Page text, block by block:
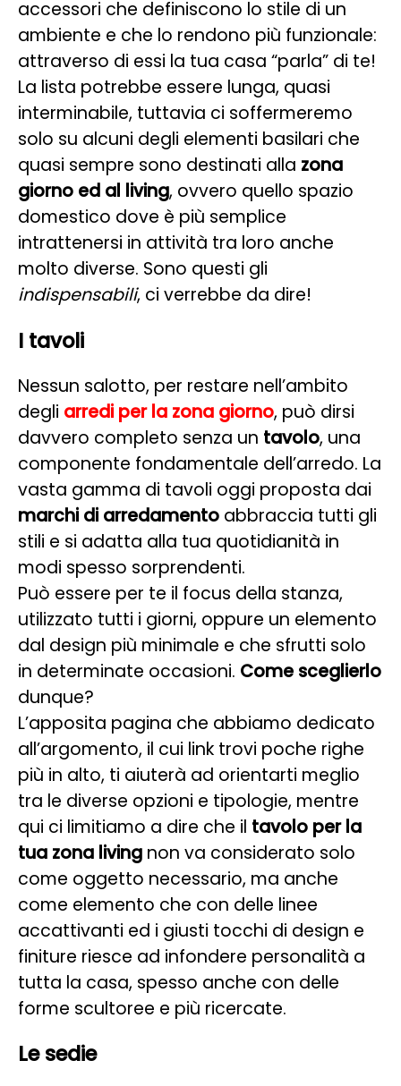
accessori che definiscono lo stile di un
ambiente e che lo rendono più funzionale:
attraverso di essi la tua casa “parla” di te!
La lista potrebbe essere lunga, quasi
interminabile, tuttavia ci soffermeremo
solo su alcuni degli elementi basilari che
quasi sempre sono destinati alla zona
giorno ed al living, ovvero quello spazio
domestico dove è più semplice
intrattenersi in attività tra loro anche
molto diverse. Sono questi gli
indispensabili, ci verrebbe da dire!
I tavoli
Nessun salotto, per restare nell’ambito
degli arredi per la zona giorno, può dirsi
davvero completo senza un tavolo, una
componente fondamentale dell’arredo. La
vasta gamma di tavoli oggi proposta dai
marchi di arredamento abbraccia tutti gli
stili e si adatta alla tua quotidianità in
modi spesso sorprendenti.
Può essere per te il focus della stanza,
utilizzato tutti i giorni, oppure un elemento
dal design più minimale e che sfrutti solo
in determinate occasioni. Come sceglierlo
dunque?
L’apposita pagina che abbiamo dedicato
all’argomento, il cui link trovi poche righe
più in alto, ti aiuterà ad orientarti meglio
tra le diverse opzioni e tipologie, mentre
qui ci limitiamo a dire che il tavolo per la
tua zona living non va considerato solo
come oggetto necessario, ma anche
come elemento che con delle linee
accattivanti ed i giusti tocchi di design e
finiture riesce ad infondere personalità a
tutta la casa, spesso anche con delle
forme scultoree e più ricercate.
Le sedie